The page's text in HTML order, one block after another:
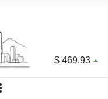
$469.93